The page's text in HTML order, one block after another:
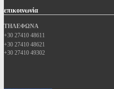
επικοινωνία
ΤΗΛΕΦΩΝΑ
+30 27410 48611
+30 27410 48621
+30 27410 49302